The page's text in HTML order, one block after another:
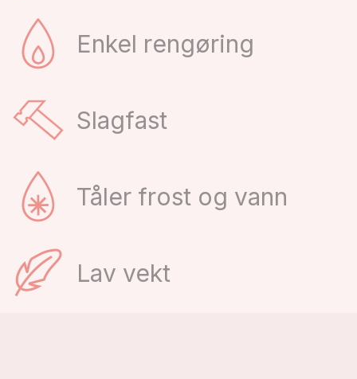
Enkel rengøring
Slagfast
Tåler frost og vann
Lav vekt